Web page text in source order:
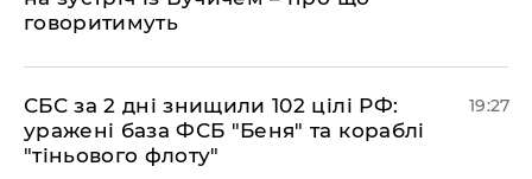
говоритимуть
​СБС за 2 дні знищили 102 цілі РФ:
уражені база ФСБ "Беня" та кораблі
"тіньового флоту"
19:27